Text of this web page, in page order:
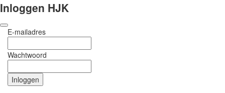
Inloggen HJK
E-mailadres
Wachtwoord